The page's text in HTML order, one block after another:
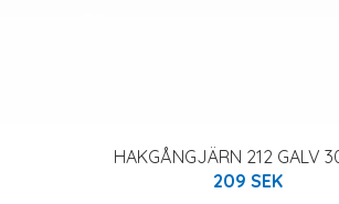
HAKGÅNGJÄRN 212 GALV
209 SEK